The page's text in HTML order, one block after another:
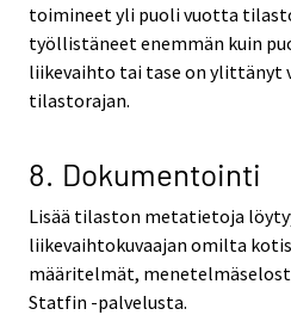
toimineet yli puoli vuotta
työllistäneet enemmän kuin
liikevaihto tai tase on ylittänyt
tilastorajan.
8. Dokumentointi
Lisää tilaston metatietoja
liikevaihtokuvaajan omilta
määritelmät,
Statfin -palvelusta.